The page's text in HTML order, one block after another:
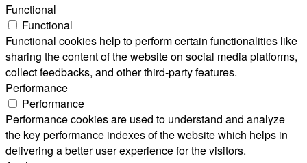
Functional
Functional
Functional cookies help to perform certain functionalities like
sharing the content of the website on social media platforms,
collect feedbacks, and other third-party features.
Performance
Performance
Performance cookies are used to understand and analyze
the key performance indexes of the website which helps in
delivering a better user experience for the visitors.